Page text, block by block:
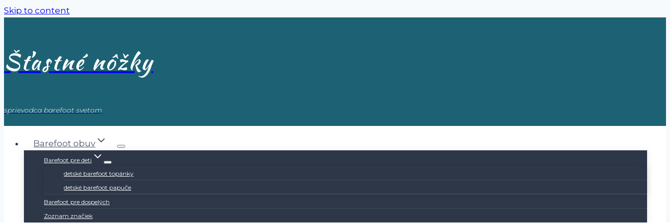
Skip to content
Šťastné nôžky
sprievodca barefoot svetom
Barefoot obuv
Barefoot pre deti
detské barefoot topánky
detské barefoot papuče
Barefoot pre dospelých
Zoznam značiek